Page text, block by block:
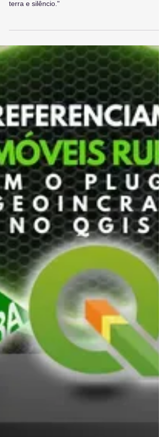
Casa Nova (BA): um território
à mercê das fraudes fundiárias
e da omissão do Estado
Enquanto o Estado se omite, a grilagem avança
— e o povo de Casa Nova paga a conta com
terra e silêncio."